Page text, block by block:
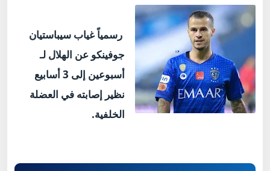
رسمياً غياب سيباستيان
جوفينكو عن الهلال لـ
أسبوعين إلى 3 أسابيع
نظير إصابته في العضلة
الخلفية.